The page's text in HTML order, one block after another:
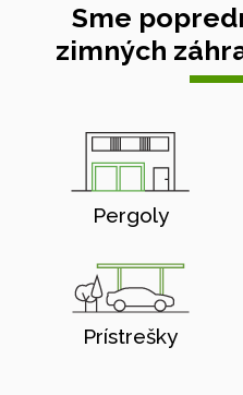
Sme
zimných
Pergoly
Prístrešky